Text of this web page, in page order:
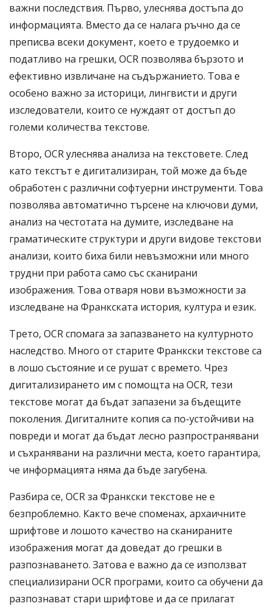
важни последствия. Първо, улеснява достъпа до
информацията. Вместо да се налага ръчно да се
преписва всеки документ, което е трудоемко и
податливо на грешки, OCR позволява бързото и
ефективно извличане на съдържанието. Това е
особено важно за историци, лингвисти и други
изследователи, които се нуждаят от достъп до
големи количества текстове.
Второ, OCR улеснява анализа на текстовете. След
като текстът е дигитализиран, той може да бъде
обработен с различни софтуерни инструменти. Това
позволява автоматично търсене на ключови думи,
анализ на честотата на думите, изследване на
граматическите структури и други видове текстови
анализи, които биха били невъзможни или много
трудни при работа само със сканирани
изображения. Това отваря нови възможности за
изследване на Франкската история, култура и език.
Трето, OCR спомага за запазването на културното
наследство. Много от старите Франкски текстове са
в лошо състояние и се рушат с времето. Чрез
дигитализирането им с помощта на OCR, тези
текстове могат да бъдат запазени за бъдещите
поколения. Дигиталните копия са по-устойчиви на
повреди и могат да бъдат лесно разпространявани
и съхранявани на различни места, което гарантира,
че информацията няма да бъде загубена.
Разбира се, OCR за Франкски текстове не е
безпроблемно. Както вече споменах, архаичните
шрифтове и лошото качество на сканираните
изображения могат да доведат до грешки в
разпознаването. Затова е важно да се използват
специализирани OCR програми, които са обучени да
разпознават стари шрифтове и да се прилагат